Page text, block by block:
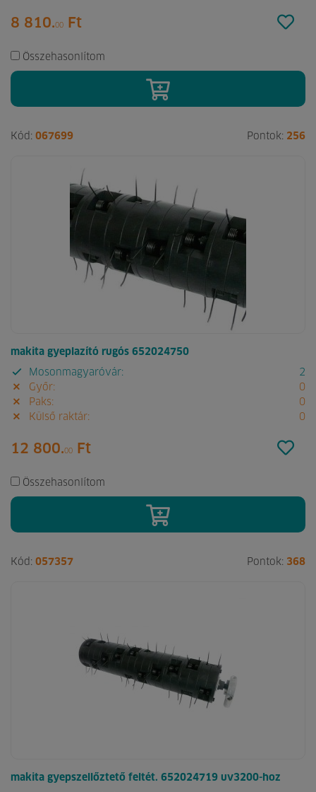
8 810.00 Ft
Összehasonlítom
Kód: 067699 Pontok: 256
makita gyeplazító rugós 652024750
Mosonmagyaróvár:
2
Győr:
0
Paks:
0
Külső raktár:
0
12 800.00 Ft
Összehasonlítom
Kód: 057357 Pontok: 368
makita gyepszellőztető feltét. 652024719 uv3200-hoz